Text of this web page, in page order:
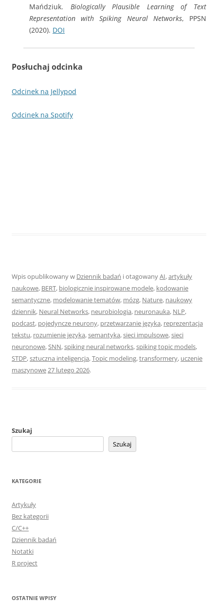
Mańdziuk. Biologically Plausible Learning of Text
Representation with Spiking Neural Networks, PPSN
(2020). DOI
Posłuchaj odcinka
Odcinek na Jellypod
Odcinek na Spotify
Wpis opublikowany w Dziennik badań i otagowanyAI,artykuły
naukowe, BERT, biologicznie inspirowane modele, kodowanie
semantyczne, modelowanie tematów, mózg, Nature, naukowy
dziennik, Neural Networks, neurobiologia, neuronauka, NLP,
podcast, pojedyncze neurony, przetwarzanie języka, reprezentacja
tekstu, rozumienie języka,semantyka,sieci impulsowe,sieci
neuronowe,SNN,spiking neural networks,spiking topic models,
STDP,sztuczna inteligencja,Topic modeling,transformery, uczenie
maszynowe27 lutego 2026.
Szukaj
Szukaj
KATEGORIE
Artykuły
Bez kategorii
C/C++
Dziennik badań
Notatki
R project
OSTATNIE WPISY